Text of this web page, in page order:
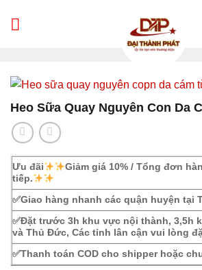
Heo Sữa Quay Nguyên Con Da
Ưu đãi
Giảm giá 10% / Tổng đơn
tiếp.
✅Giao hàng nhanh các quận huyện tại
✅Đặt trước 3h khu vực nội thành, 3,5h
và Thủ Đức, Các tỉnh lân cận vui lòng
✅Thanh toán COD cho shipper hoặc